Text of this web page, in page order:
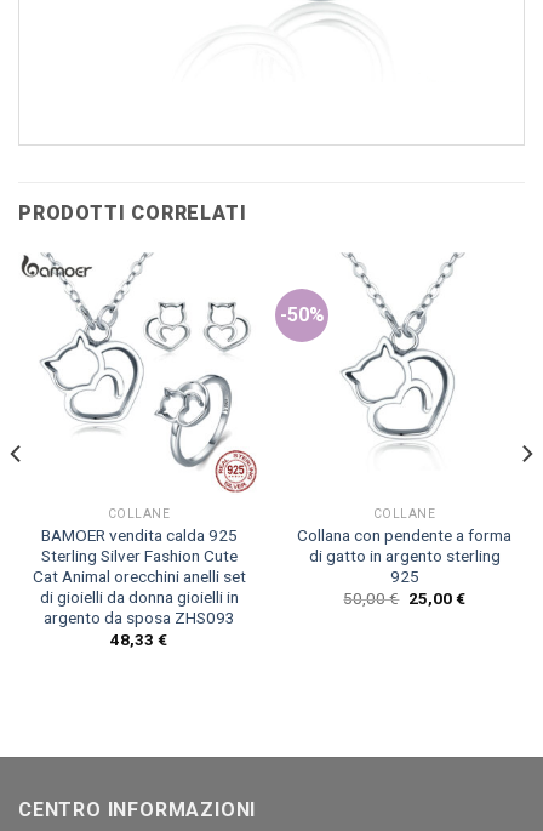
PRODOTTI CORRELATI
COLLANE
BAMOER vendita calda 925
Sterling Silver Fashion Cute
Cat Animal orecchini anelli set
di gioielli da donna gioielli in
argento da sposa ZHS093
48,33 €
-50%
COLLANE
Collana con pendente a forma
di gatto in argento sterling
925
50,00€ Il
prezzo
25,00€Il
CENTRO INFORMAZIONI